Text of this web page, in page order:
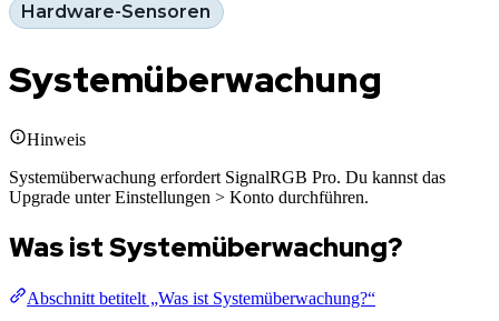
Hardware-Sensoren
Systemüberwachung
Hinweis
Systemüberwachung erfordert SignalRGB Pro. Du kannst das
Upgrade unter Einstellungen > Konto durchführen.
Was ist Systemüberwachung?
Abschnitt betitelt „Was ist Systemüberwachung?“